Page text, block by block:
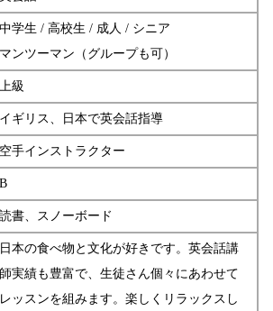
中学生 / 高校生 / 成人 / シニア
マンツーマン（グループも可）
上級
イギリス、日本で英会話指導
空手インストラクター
B
読書、スノーボード
日本の食べ物と文化が好きです。英会話講
師実績も豊富で、生徒さん個々にあわせて
レッスンを組みます。楽しくリラックスし